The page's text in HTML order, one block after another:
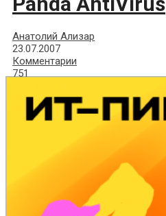
Анатолий Ализар
23.07.2007
Комментарии
751